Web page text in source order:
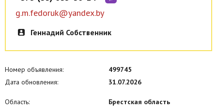
g.m.fedoruk@yandex.by
Геннадий Собственник
Номер объявления:
499745
Дата обновления:
31.07.2026
Область:
Брестская область